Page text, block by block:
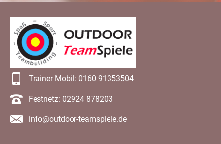
Trainer Mobil: 0160 91353504
Festnetz: 02924 878203
info@outdoor-teamspiele.de